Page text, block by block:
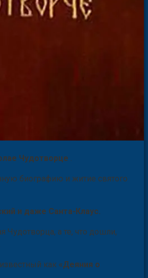
Чудотворце .
биографию и житие святого
и даже Санта-Клаус.
Чудотворца, а те, что дошли,
как «Деяния о